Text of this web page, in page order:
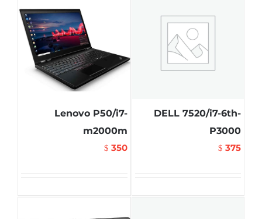
DELL 7520/i7-6th-
P3000
$ 375
Lenovo P50/i7-
m2000m
$ 350